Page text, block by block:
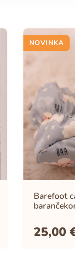
NOVINKA
Barefoot
25,00